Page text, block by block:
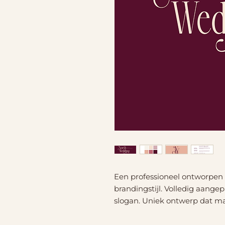
Een professioneel
brandingstijl. Volledig
slogan. Uniek ontwerp dat